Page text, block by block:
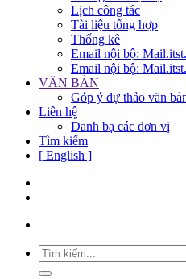
Lịch công tác
Tài liệu tổng hợp
Thống kê
Email nội bộ:
Email nội bộ:
VĂN BẢN
Góp ý dự thảo văn
Liên hệ
Danh bạ các đơn vị
Tìm kiếm
[ English ]